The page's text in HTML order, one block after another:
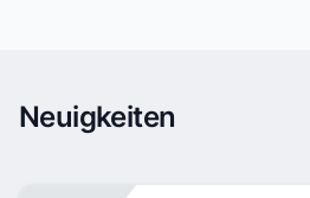
Neuigkeiten